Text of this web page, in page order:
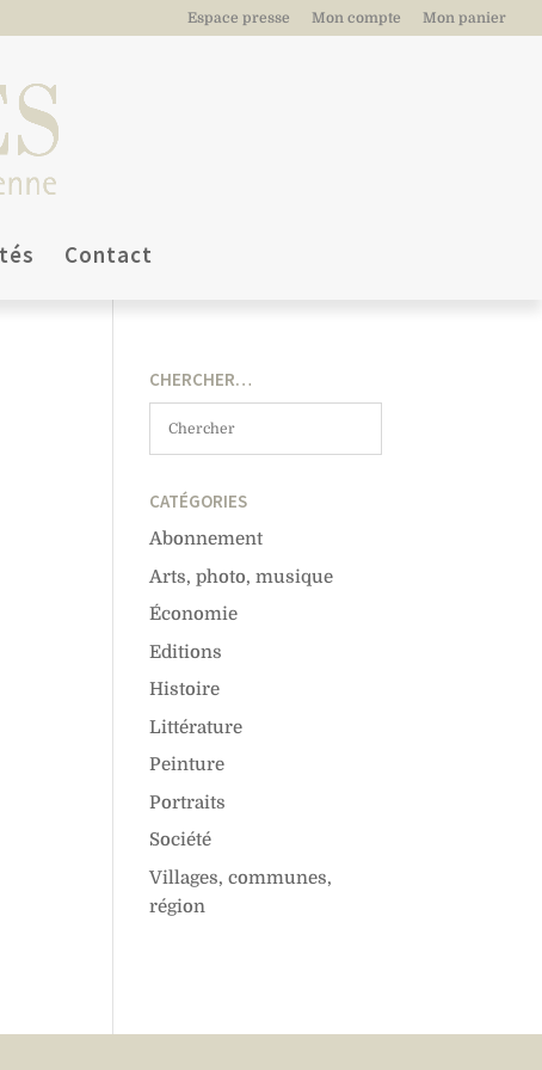
Espace presse Mon compte Mon panier
Contact
CHERCHER…
CATÉGORIES
Abonnement
Arts, photo, musique
Économie
Editions
Histoire
Littérature
Peinture
Portraits
Société
Villages, communes,
région